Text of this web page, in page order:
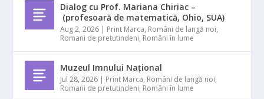
Dialog cu Prof. Mariana Chiriac –
(profesoară de matematică, Ohio, SUA)
Aug 2, 2026 | Print Marca, Români de langă noi,
Romani de pretutindeni, Români în lume
Muzeul Imnului Național
Jul 28, 2026 | Print Marca, Români de langă noi,
Romani de pretutindeni, Români în lume